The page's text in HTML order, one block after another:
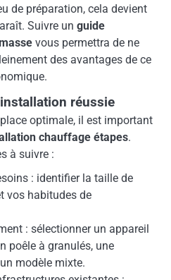
de préparation, cela devient
Suivre un guide
vous permettra de ne
des avantages de ce
réussie
optimale, il est important
chauffage étapes.
à suivre :
: identifier la taille de
vos habitudes de
: sélectionner un appareil
poêle à granulés, une
modèle mixte.